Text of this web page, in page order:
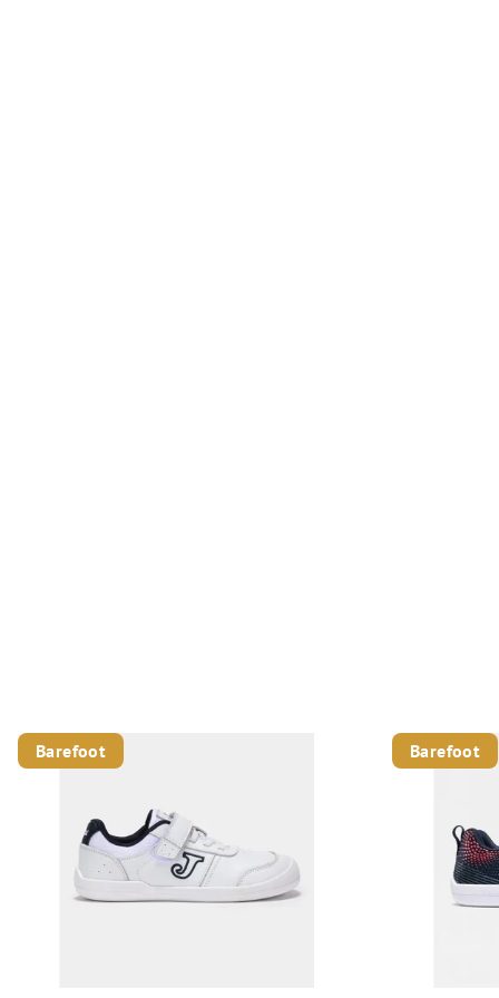
Barefoot Barefoot